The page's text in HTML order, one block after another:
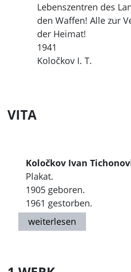
Lebenszentren des
den Waffen! Alle zur
der Heimat!
1941
Koločkov I. T.
VITA
Koločkov Ivan
Plakat.
1905 geboren.
1961 gestorben.